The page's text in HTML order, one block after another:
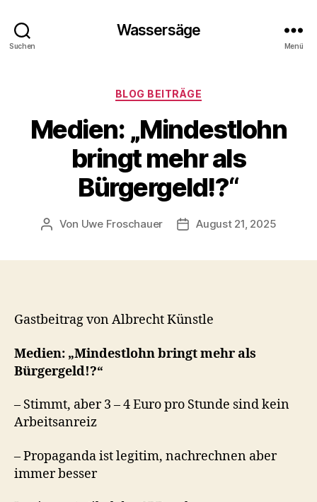
Suchen
Wassersäge
Menü
Kategorien
BLOG BEITRÄGE
Medien: „Mindestlohn
bringt mehr als
Bürgergeld!?“
Beitragsautor
Von Uwe Froschauer Beitragsdatum
August 21, 2025
Gastbeitrag von Albrecht Künstle
Medien: „Mindestlohn bringt mehr als
Bürgergeld!?“
– Stimmt, aber 3 – 4 Euro pro Stunde sind kein
Arbeitsanreiz
– Propaganda ist legitim, nachrechnen aber
immer besser